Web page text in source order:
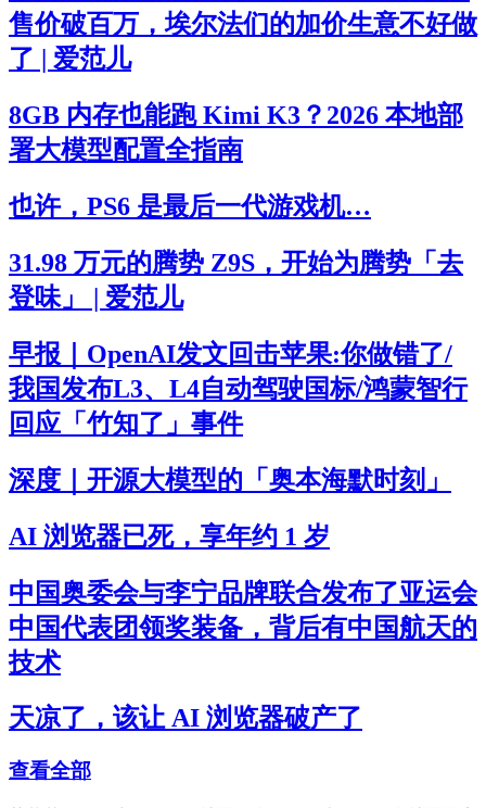
售价破百万，埃尔法们的加价生意不好做
了 | 爱范儿
8GB 内存也能跑 Kimi K3？2026 本地部
署大模型配置全指南
也许，PS6 是最后一代游戏机…
31.98 万元的腾势 Z9S，开始为腾势「去
登味」 | 爱范儿
早报｜OpenAI发文回击苹果:你做错了/
我国发布L3、L4自动驾驶国标/鸿蒙智行
回应「竹知了」事件
深度｜开源大模型的「奥本海默时刻」
AI 浏览器已死，享年约 1 岁
中国奥委会与李宁品牌联合发布了亚运会
中国代表团领奖装备，背后有中国航天的
技术
天凉了，该让 AI 浏览器破产了
查看全部